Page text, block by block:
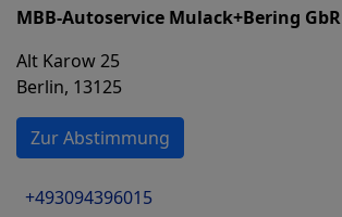
MBB-Autoservice Mulack+Bering GbR
Alt Karow 25
Berlin, 13125
Zur Abstimmung
+493094396015